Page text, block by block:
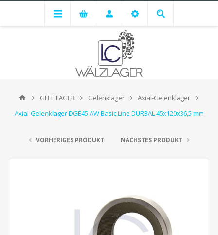
GLEITLAGER Gelenklager
Axial-Gelenklager
Axial-Gelenklager DGE45 AW Basic Line DURBAL 45x120x36,5 mm
VORHERIGES PRODUKT NÄCHSTES PRODUKT